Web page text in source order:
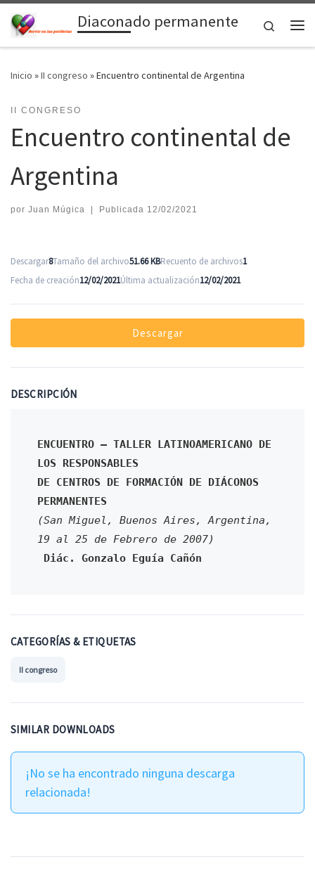
Saltar al contenidoDiaconado permanente
Search
Inicio »II congreso »Encuentro continental de Argentina
II CONGRESO
Encuentro continental de
Argentina
por Juan Múgica | Publicada 12/02/2021
Descargar8Tamaño del archivo51.66 KBRecuento de archivos1
Fecha de creación12/02/2021Última actualización12/02/2021
Descargar
DESCRIPCIÓN
ENCUENTRO – TALLER LATINOAMERICANO DE
LOS RESPONSABLES
DE CENTROS DE FORMACIÓN DE DIÁCONOS
PERMANENTES
(San Miguel, Buenos Aires, Argentina,
19 al 25 de Febrero de 2007)
Diác. Gonzalo Eguía Cañón
CATEGORÍAS & ETIQUETAS
II congreso
SIMILAR DOWNLOADS
¡No se ha encontrado ninguna descarga
relacionada!